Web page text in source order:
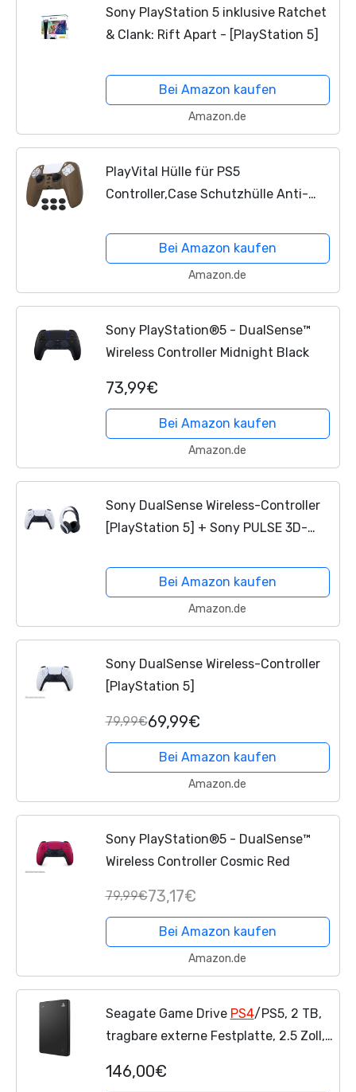
Sony PlayStation 5 inklusive Ratchet
& Clank: Rift Apart - [PlayStation 5]
Bei Amazon kaufen
Amazon.de
PlayVital Hülle für PS5
Controller,Case Schutzhülle Anti-
5 Griffe Skin Weiches Gummi Grips für
DualSense Wireless 5...
Bei Amazon kaufen
Amazon.de
Sony PlayStation®5 - DualSense™
Wireless Controller Midnight Black
73,99€
Bei Amazon kaufen
Amazon.de
Sony DualSense Wireless-Controller
[PlayStation 5] + Sony PULSE 3D-
Bei Amazon kaufen
Amazon.de
Sony DualSense Wireless-Controller
[PlayStation 5]
79,99€69,99€
Bei Amazon kaufen
Amazon.de
Sony PlayStation®5 - DualSense™
Wireless Controller Cosmic Red
79,99€73,17€
Bei Amazon kaufen
Amazon.de
Seagate Game Drive PS4/PS5, 2 TB,
tragbare externe Festplatte, 2.5 Zoll,
146,00€